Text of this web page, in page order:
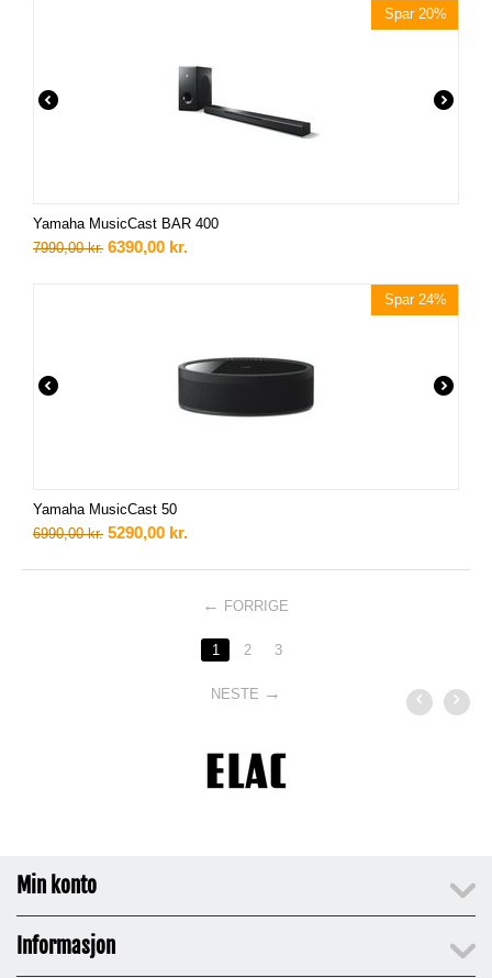
Spar 20%
Yamaha MusicCast BAR 400
7990,00 kr. 6390,00 kr.
Spar 24%
Yamaha MusicCast 50
6990,00 kr. 5290,00 kr.
FORRIGE
1 2 3
NESTE
Min konto
Informasjon